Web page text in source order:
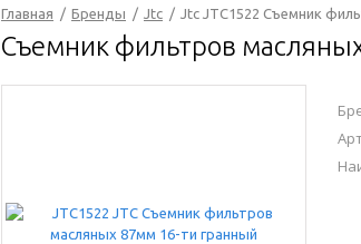
Главная / Бренды / Jtc / Jtc JTC1522 Съемник
Съемник фильтров